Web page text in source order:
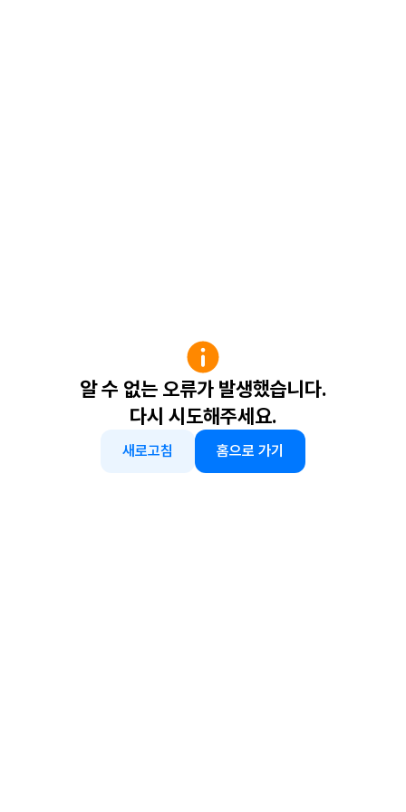
알 수 없는 오류가 발생했습니다.
다시 시도해주세요.
새로고침 홈으로 가기